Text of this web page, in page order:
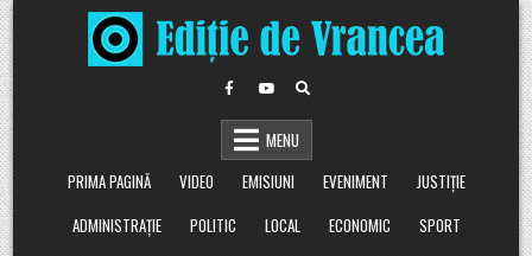
Skip
to
content
MENU
PRIMA PAGINĂ
VIDEO EMISIUNI EVENIMENT
JUSTIȚIE
ADMINISTRAȚIE
POLITIC LOCAL ECONOMIC
SPORT